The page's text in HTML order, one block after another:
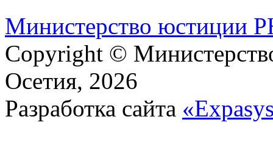
М​и​н​и​с​т​е​р​с​т​в​о​ ​ю​с​т​и​ц​и​и​
Copyright ©
Осетия, 2026
Разработка сайта